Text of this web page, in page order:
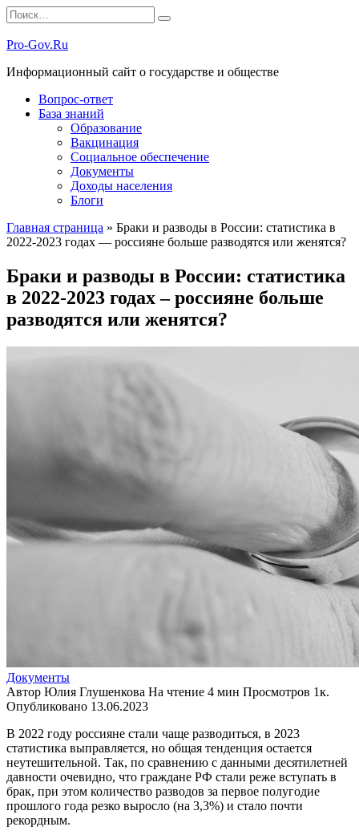
Перейти
к
содержанию
Search
for:
Pro-Gov.Ru
Информационный сайт о государстве и обществе
Вопрос-ответ
База знаний
Образование
Вакцинация
Социальное обеспечение
Документы
Доходы населения
Блоги
Главная страница » Браки и разводы в России: статистика в
2022-2023 годах — россияне больше разводятся или женятся?
Браки и разводы в России: статистика
в 2022-2023 годах – россияне больше
разводятся или женятся?
Документы
Автор Юлия Глушенкова На чтение 4 мин Просмотров 1к.
Опубликовано 13.06.2023
В 2022 году россияне стали чаще разводиться, в 2023
статистика выправляется, но общая тенденция остается
неутешительной. Так, по сравнению с данными десятилетней
давности очевидно, что граждане РФ стали реже вступать в
брак, при этом количество разводов за первое полугодие
прошлого года резко выросло (на 3,3%) и стало почти
рекордным.